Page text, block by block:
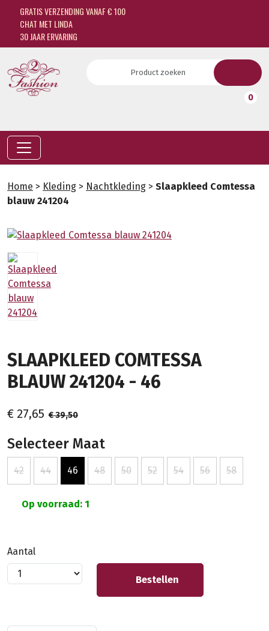
GRATIS VERZENDING VANAF € 100
CHAT MET LINDA
30 JAAR ERVARING
0
Home > Kleding > Nachtkleding > Slaapkleed Comtessa
blauw 241204
SLAAPKLEED COMTESSA
BLAUW 241204 - 46
€ 27,65 € 39,50
Selecteer Maat
42 44 46 48 50 52 54 56 58
Op voorraad: 1
Aantal
Bestellen